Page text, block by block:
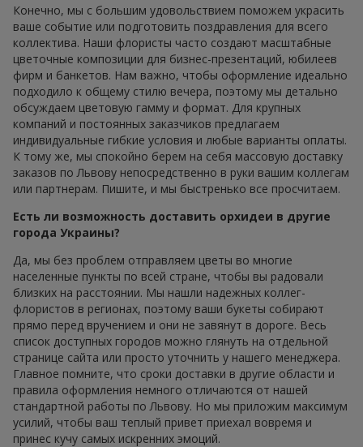
Конечно, мы с большим удовольствием поможем украсить
ваше событие или подготовить поздравления для всего
коллектива. Наши флористы часто создают масштабные
цветочные композиции для бизнес-презентаций, юбилеев
фирм и банкетов. Нам важно, чтобы оформление идеально
подходило к общему стилю вечера, поэтому мы детально
обсуждаем цветовую гамму и формат. Для крупных
компаний и постоянных заказчиков предлагаем
индивидуальные гибкие условия и любые варианты оплаты.
К тому же, мы спокойно берем на себя массовую доставку
заказов по Львову непосредственно в руки вашим коллегам
или партнерам. Пишите, и мы быстренько все просчитаем.
Есть ли возможность доставить орхидеи в другие
города Украины?
Да, мы без проблем отправляем цветы во многие
населенные пункты по всей стране, чтобы вы радовали
близких на расстоянии. Мы нашли надежных коллег-
флористов в регионах, поэтому ваши букеты собирают
прямо перед вручением и они не завянут в дороге. Весь
список доступных городов можно глянуть на отдельной
странице сайта или просто уточнить у нашего менеджера.
Главное помните, что сроки доставки в другие области и
правила оформления немного отличаются от нашей
стандартной работы по Львову. Но мы приложим максимум
усилий, чтобы ваш теплый привет приехал вовремя и
принес кучу самых искренних эмоций.